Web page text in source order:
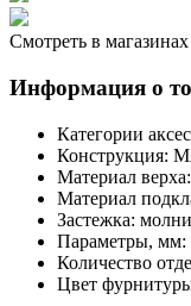
Смотреть в магазинах
Информация о
Категории
Конструкция:
Материал верха:
Материал
Застежка:
Параметры, мм:
Количество
Цвет